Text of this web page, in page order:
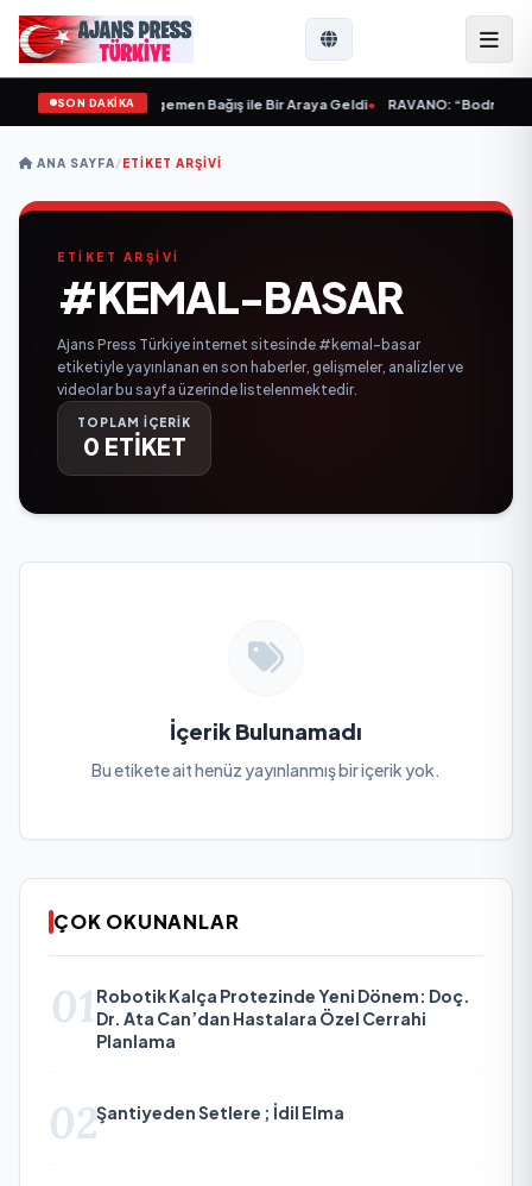
SON DAKİKA
ve Büyükelçi Egemen Bağış ile Bir Araya Geldi• RAVANO: “Bodrum
ANA SAYFA/ETIKET ARŞIVI
ETİKET ARŞİVİ
#KEMAL-BASAR
Ajans Press Türkiye internet sitesinde #kemal-basar
etiketiyle yayınlanan en son haberler, gelişmeler, analizler ve
videolar bu sayfa üzerinde listelenmektedir.
TOPLAM İÇERİK
0 ETİKET
İçerik Bulunamadı
Bu etikete ait henüz yayınlanmış bir içerik yok.
ÇOK OKUNANLAR
01 Robotik Kalça Protezinde Yeni Dönem: Doç.
Dr. Ata Can’dan Hastalara Özel Cerrahi
Planlama
02Şantiyeden Setlere ; İdil Elma